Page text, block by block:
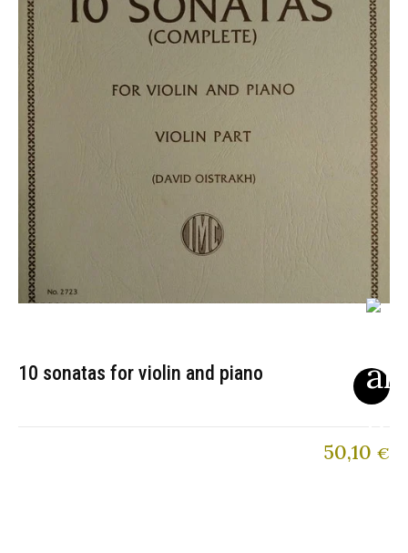
10 sonatas for violin and piano
50,10 €